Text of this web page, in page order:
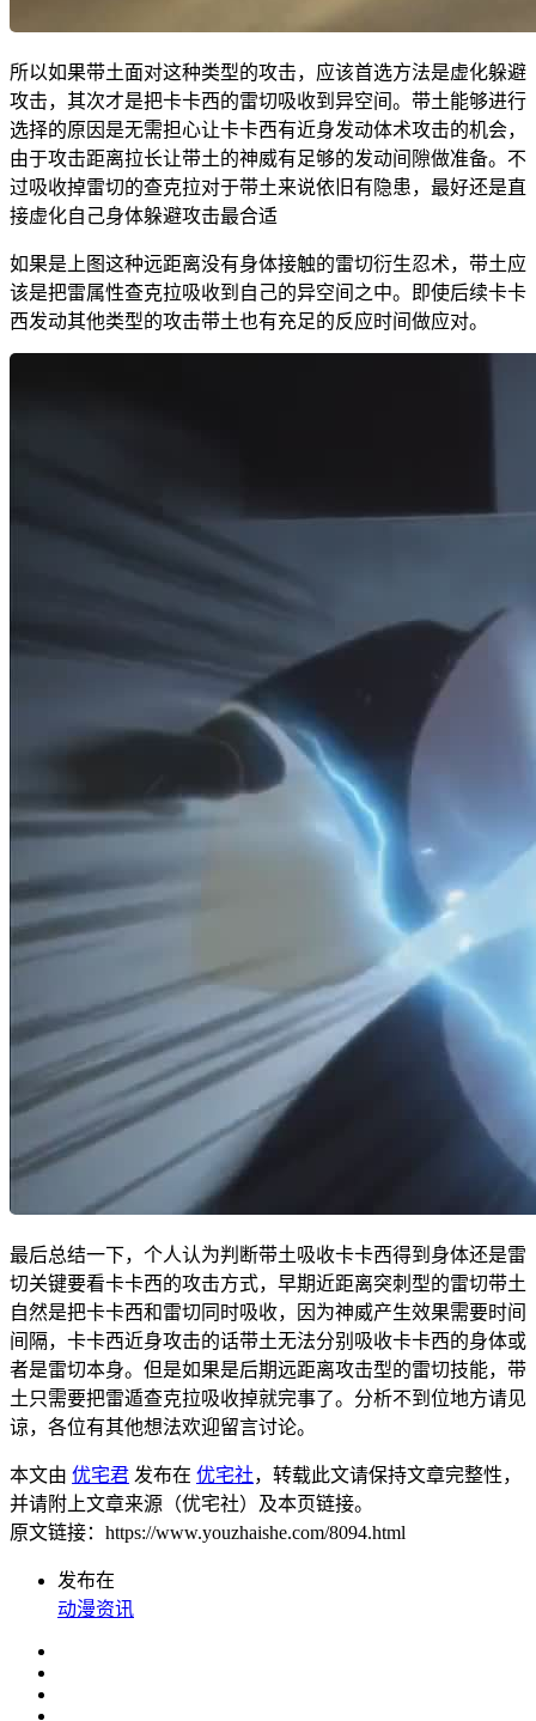
所以如果带土面对这种类型的攻击，应该首选方法是虚化躲避
攻击，其次才是把卡卡西的雷切吸收到异空间。带土能够进行
选择的原因是无需担心让卡卡西有近身发动体术攻击的机会，
由于攻击距离拉长让带土的神威有足够的发动间隙做准备。不
过吸收掉雷切的查克拉对于带土来说依旧有隐患，最好还是直
接虚化自己身体躲避攻击最合适
如果是上图这种远距离没有身体接触的雷切衍生忍术，带土应
该是把雷属性查克拉吸收到自己的异空间之中。即使后续卡卡
西发动其他类型的攻击带土也有充足的反应时间做应对。
最后总结一下，个人认为判断带土吸收卡卡西得到身体还是雷
切关键要看卡卡西的攻击方式，早期近距离突刺型的雷切带土
自然是把卡卡西和雷切同时吸收，因为神威产生效果需要时间
间隔，卡卡西近身攻击的话带土无法分别吸收卡卡西的身体或
者是雷切本身。但是如果是后期远距离攻击型的雷切技能，带
土只需要把雷遁查克拉吸收掉就完事了。分析不到位地方请见
谅，各位有其他想法欢迎留言讨论。
本文由 优宅君 发布在 优宅社，转载此文请保持文章完整性，
并请附上文章来源（优宅社）及本页链接。
原文链接：https://www.youzhaishe.com/8094.html
发布在
动漫资讯